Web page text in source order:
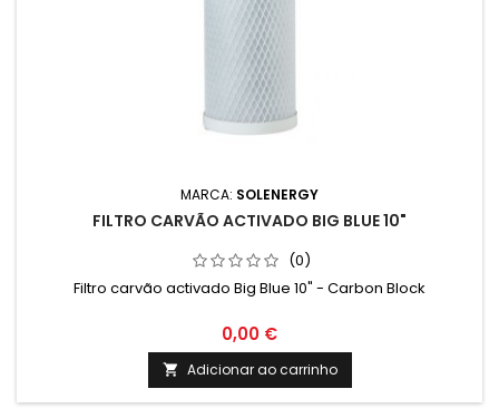
MARCA: SOLENERGY
FILTRO CARVÃO ACTIVADO BIG BLUE 10"
(0)
Filtro carvão activado Big Blue 10" - Carbon Block
0,00 €
 Adicionar ao carrinho